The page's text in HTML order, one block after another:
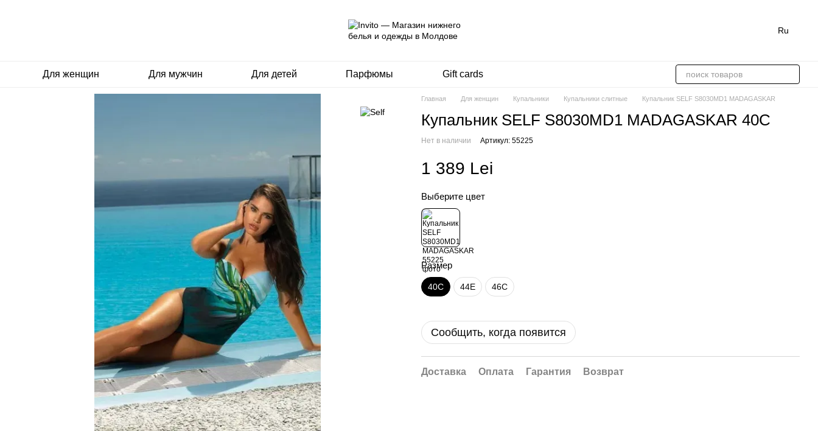
Ru
Для женщин Для мужчин Для детей Парфюмы Gift cards
Главная Для женщин Купальники Купальники слитные Купальник SELF S8030MD1 MADAGASKAR
Купальник SELF S8030MD1 MADAGASKAR 40C
Нет в наличии Артикул: 55225
1 389 Lei
Выберите цвет
Размер
40C 44E 46C
Сообщить, когда появится
Доставка Оплата Гарантия Возврат